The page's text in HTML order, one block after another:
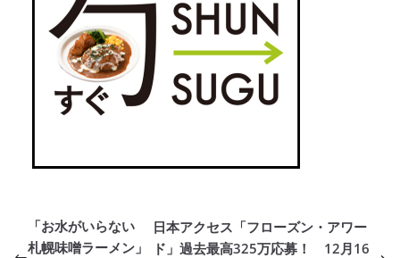
「お水がいらない
札幌味噌ラーメン」
日本アクセス「フローズン・アワー
ド」過去最高325万応募！ 12月16